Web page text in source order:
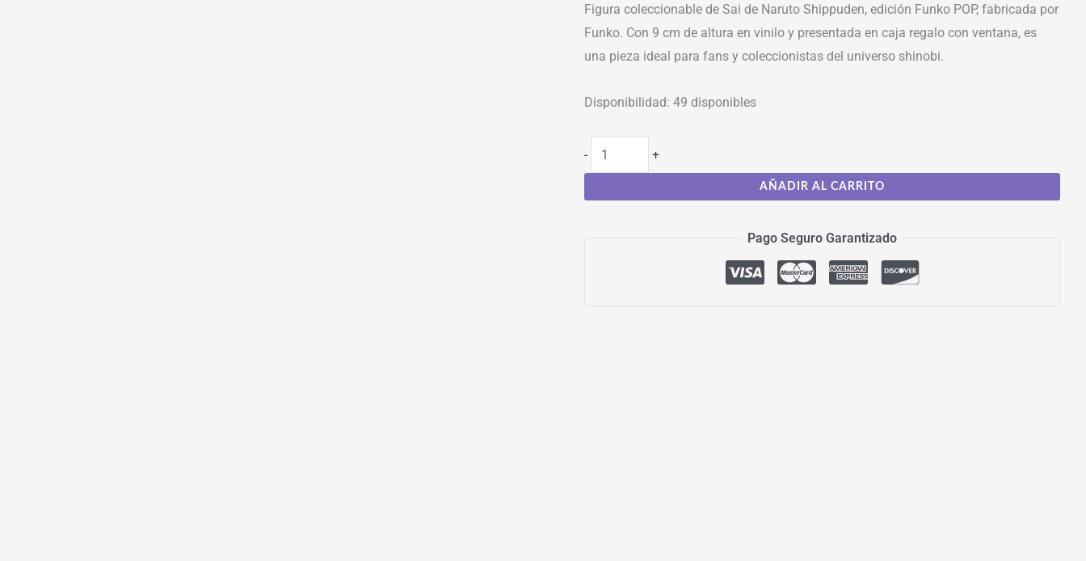
Figura coleccionable de Sai de Naruto Shippuden, edición Funko POP, fabricada por
Funko. Con 9 cm de altura en vinilo y presentada en caja regalo con ventana, es
una pieza ideal para fans y coleccionistas del universo shinobi.
Disponibilidad: 49 disponibles
- +
AÑADIR AL CARRITO
Pago Seguro Garantizado